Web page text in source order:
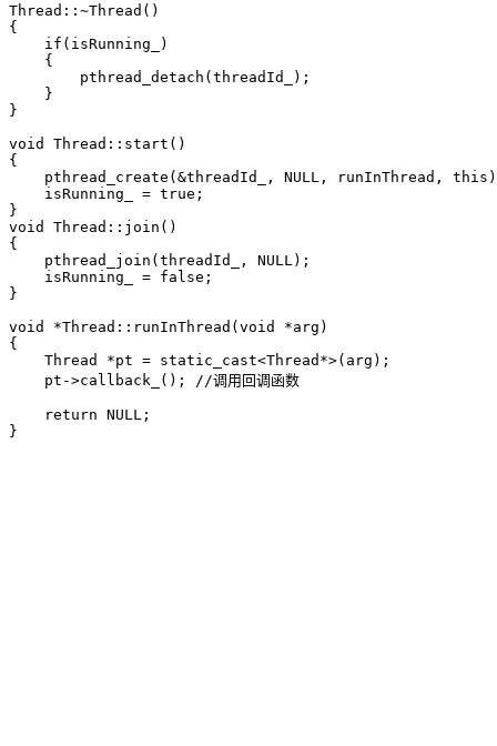
Thread::~Thread()
{
    if(isRunning_)
    {
        pthread_detach(threadId_);
    }
}
void Thread::start()
{
pthread_create(&threadId_, NULL, runInThread,
    isRunning_ = true;
}
void Thread::join()
{
    pthread_join(threadId_, NULL);
    isRunning_ = false;
}
void *Thread::runInThread(void *arg)
{
    Thread *pt = static_cast<Thread*>(arg);
    pt->callback_(); //调用回调函数
    return NULL;